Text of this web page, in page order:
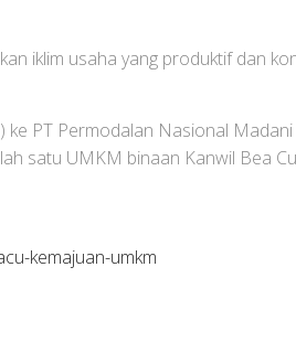
iklim usaha yang produktif dan
ke PT Permodalan Nasional
satu UMKM binaan Kanwil Bea
kemajuan-umkm